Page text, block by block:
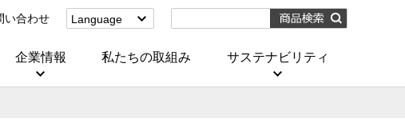
い合わせ
Language
(Corporate)
企業情報 私たちの取組み サステナビリティ